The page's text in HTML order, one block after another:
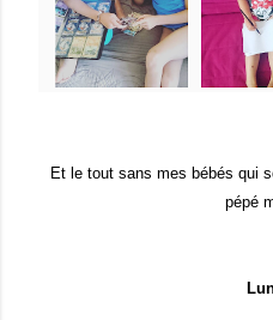
Et le tout sans mes bébés qui
pépé